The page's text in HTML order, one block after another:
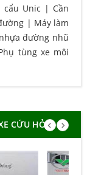
cẩu Unic | Cần
| Máy làm
đường nhũ
tùng xe môi
CỨU HỎA